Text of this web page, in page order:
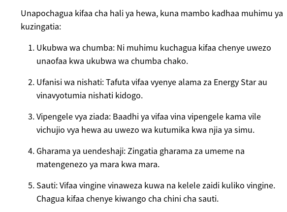
Unapochagua kifaa cha hali ya hewa, kuna mambo kadhaa muhimu ya
kuzingatia:
Ukubwa wa chumba: Ni muhimu kuchagua kifaa chenye uwezo
unaofaa kwa ukubwa wa chumba chako.
Ufanisi wa nishati: Tafuta vifaa vyenye alama za Energy Star au
vinavyotumia nishati kidogo.
Vipengele vya ziada: Baadhi ya vifaa vina vipengele kama vile
vichujio vya hewa au uwezo wa kutumika kwa njia ya simu.
Gharama ya uendeshaji: Zingatia gharama za umeme na
matengenezo ya mara kwa mara.
Sauti: Vifaa vingine vinaweza kuwa na kelele zaidi kuliko vingine.
Chagua kifaa chenye kiwango cha chini cha sauti.